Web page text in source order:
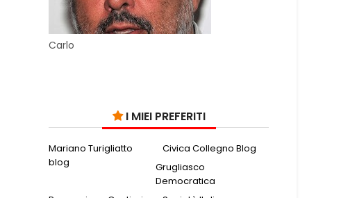
Carlo
I MIEI PREFERITI
Mariano Turigliatto
blog
Civica Collegno Blog
Grugliasco
Democratica